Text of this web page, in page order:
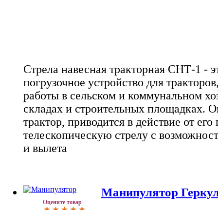
Стрела навесная тракторная СНТ-1 -
погрузочное устройство для
работы в сельском и коммунальном
складах и строительных площадках.
трактор, приводится в действие от
телескопическую стрелу с
и вылета
Оцените товар
Манипулятор